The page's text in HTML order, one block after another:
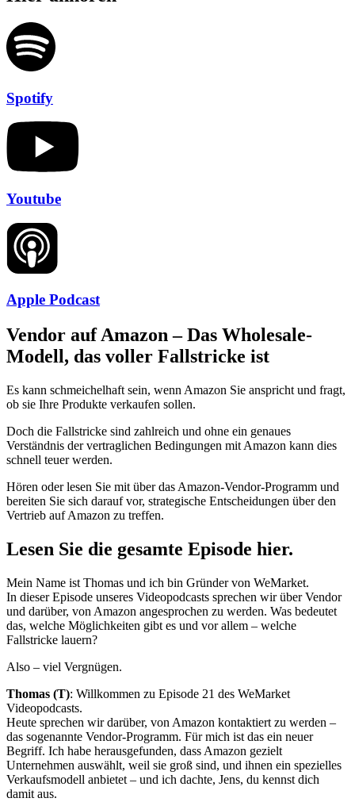
Spotify
Youtube
Apple Podcast
Vendor auf Amazon – Das Wholesale-
Modell, das voller Fallstricke ist
Es kann schmeichelhaft sein, wenn Amazon Sie anspricht und fragt,
ob sie Ihre Produkte verkaufen sollen.
Doch die Fallstricke sind zahlreich und ohne ein genaues
Verständnis der vertraglichen Bedingungen mit Amazon kann dies
schnell teuer werden.
Hören oder lesen Sie mit über das Amazon-Vendor-Programm und
bereiten Sie sich darauf vor, strategische Entscheidungen über den
Vertrieb auf Amazon zu treffen.
Lesen Sie die gesamte Episode hier.
Mein Name ist Thomas und ich bin Gründer von WeMarket.
In dieser Episode unseres Videopodcasts sprechen wir über Vendor
und darüber, von Amazon angesprochen zu werden. Was bedeutet
das, welche Möglichkeiten gibt es und vor allem – welche
Fallstricke lauern?
Also – viel Vergnügen.
Thomas (T): Willkommen zu Episode 21 des WeMarket
Videopodcasts.
Heute sprechen wir darüber, von Amazon kontaktiert zu werden –
das sogenannte Vendor-Programm. Für mich ist das ein neuer
Begriff. Ich habe herausgefunden, dass Amazon gezielt
Unternehmen auswählt, weil sie groß sind, und ihnen ein spezielles
Verkaufsmodell anbietet – und ich dachte, Jens, du kennst dich
damit aus.